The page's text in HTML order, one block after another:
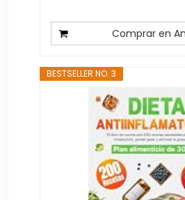
Comprar en
BESTSELLER NO. 3